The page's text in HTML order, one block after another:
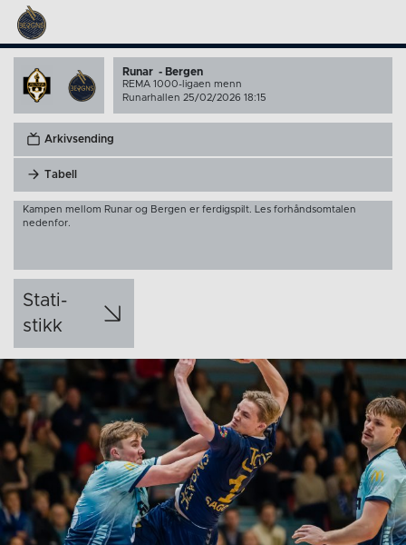
Runar - Bergen
REMA 1000-ligaen menn
Runarhallen 25/02/2026 18:15
Arkivsending
Tabell
Kampen mellom Runar og Bergen er ferdigspilt. Les forhåndsomtalen
nedenfor.
Stati­
stikk